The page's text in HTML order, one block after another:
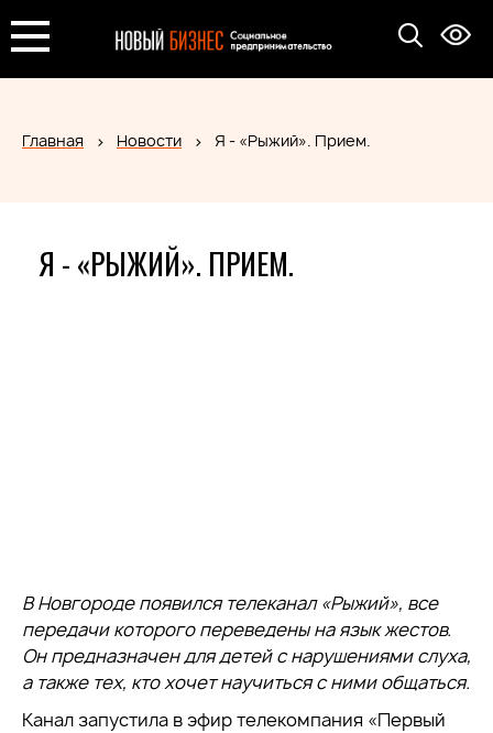
Главная Новости Я - «Рыжий». Прием.
Я - «РЫЖИЙ». ПРИЕМ.
В Новгороде появился телеканал «Рыжий», все
передачи которого переведены на язык жестов.
Он предназначен для детей с нарушениями слуха,
а также тех, кто хочет научиться с ними общаться.
Канал запустила в эфир телекомпания «Первый